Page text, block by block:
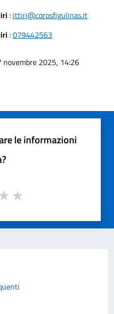
: ittiri@corosfigulinas.it
:079442563
novembre 2025, 14:26
le informazioni